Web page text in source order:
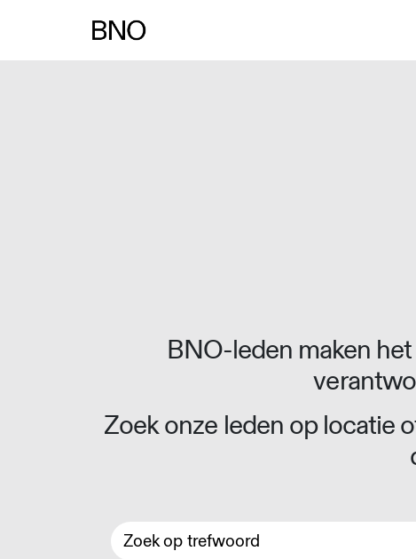
BNO-leden maken
Zoek onze leden op locatie